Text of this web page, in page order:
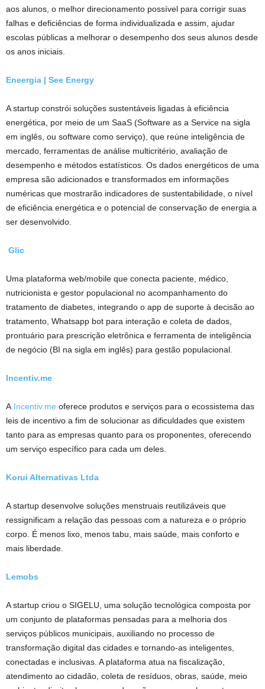
aos alunos, o melhor direcionamento possível para corrigir suas
falhas e deficiências de forma individualizada e assim, ajudar
escolas públicas a melhorar o desempenho dos seus alunos desde
os anos iniciais.
Eneergia | See Energy
A startup constrói soluções sustentáveis ligadas à eficiência
energética, por meio de um SaaS (Software as a Service na sigla
em inglês, ou software como serviço), que reúne inteligência de
mercado, ferramentas de análise multicritério, avaliação de
desempenho e métodos estatísticos. Os dados energéticos de uma
empresa são adicionados e transformados em informações
numéricas que mostrarão indicadores de sustentabilidade, o nível
de eficiência energética e o potencial de conservação de energia a
ser desenvolvido.
Glic
Uma plataforma web/mobile que conecta paciente, médico,
nutricionista e gestor populacional no acompanhamento do
tratamento de diabetes, integrando o app de suporte à decisão ao
tratamento, Whatsapp bot para interação e coleta de dados,
prontuário para prescrição eletrônica e ferramenta de inteligência
de negócio (BI na sigla em inglês) para gestão populacional.
Incentiv.me
A Incentiv.me oferece produtos e serviços para o ecossistema das
leis de incentivo a fim de solucionar as dificuldades que existem
tanto para as empresas quanto para os proponentes, oferecendo
um serviço específico para cada um deles.
Korui Alternativas Ltda
A startup desenvolve soluções menstruais reutilizáveis que
ressignificam a relação das pessoas com a natureza e o próprio
corpo. É menos lixo, menos tabu, mais saúde, mais conforto e
mais liberdade.
Lemobs
A startup criou o SIGELU, uma solução tecnológica composta por
um conjunto de plataformas pensadas para a melhoria dos
serviços públicos municipais, auxiliando no processo de
transformação digital das cidades e tornando-as inteligentes,
conectadas e inclusivas. A plataforma atua na fiscalização,
atendimento ao cidadão, coleta de resíduos, obras, saúde, meio